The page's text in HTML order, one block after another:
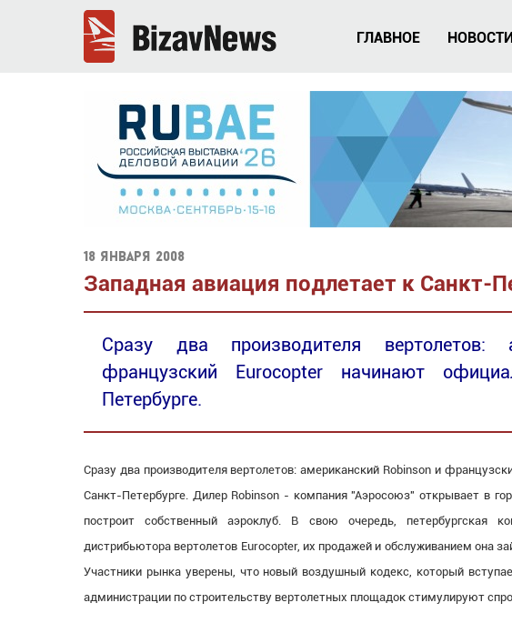
ГЛАВНОЕ
18 января 2008
Западная авиация подлетает к Санкт-
Сразу два производителя вертолетов:
французский Eurocopter начинают
Петербурге.
Сразу два производителя вертолетов: американский Robinson и
Санкт-Петербурге. Дилер Robinson - компания "Аэросоюз" открывает в
построит собственный аэроклуб. В свою очередь, петербургская
дистрибьютора вертолетов Eurocopter, их продажей и обслуживанием она
Участники рынка уверены, что новый воздушный кодекс, который
администрации по строительству вертолетных площадок стимулируют